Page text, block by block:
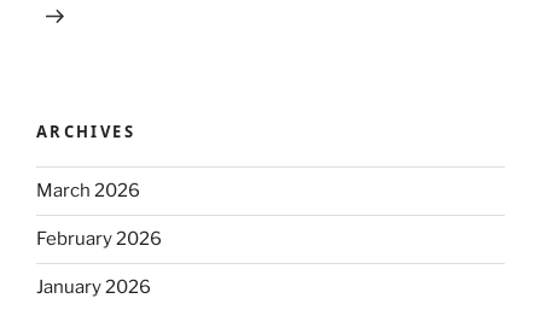
ARCHIVES
March 2026
February 2026
January 2026